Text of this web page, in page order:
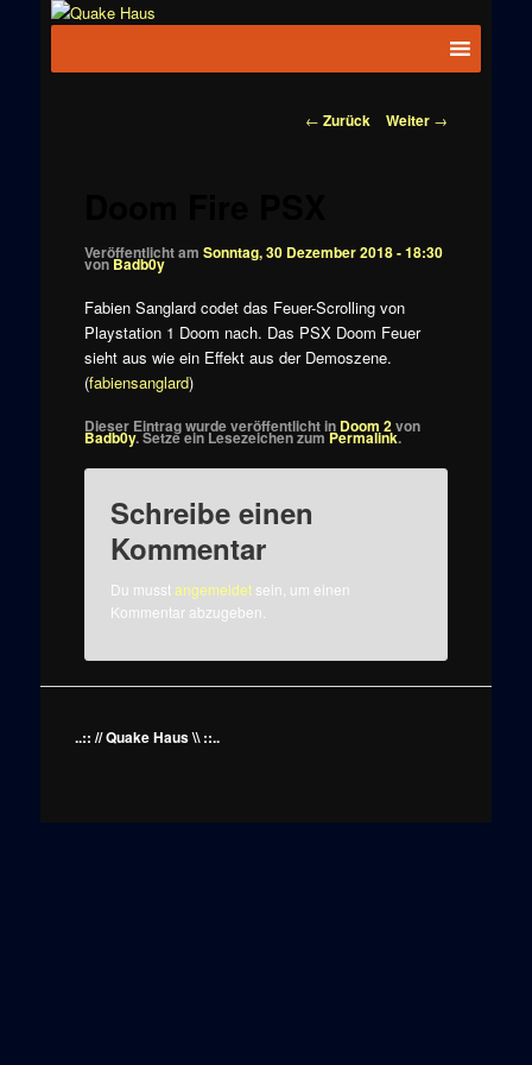
News zu
Beitragsnavigation
← Zurück Weiter →
Veröffentlicht am Sonntag, 30 Dezember 2018 - 18:30
vonBadb0y
Fabien Sanglard codet das Feuer-Scrolling von
Playstation 1 Doom nach. Das PSX Doom Feuer
sieht aus wie ein Effekt aus der Demoszene.
(fabiensanglard)
Dieser Eintrag wurde veröffentlicht in Doom 2von
Badb0y. Setze ein Lesezeichen zumPermalink.
Schreibe einen
Kommentar
Du musstangemeldetsein, um einen
Kommentar abzugeben.
..:: // Quake Haus \\ ::..